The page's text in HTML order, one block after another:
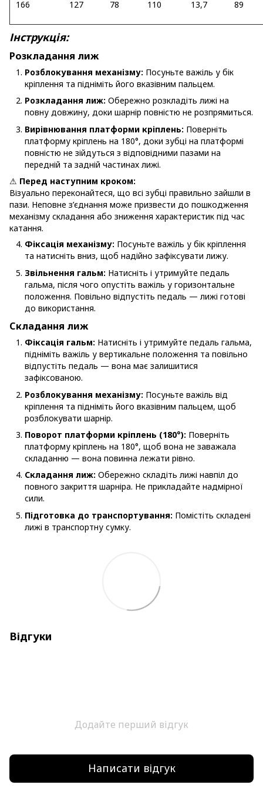
166 127 78 110 13,7 89
Інструкція:
Розкладання лиж
Розблокування механізму: Посуньте важіль у бік
кріплення та підніміть його вказівним пальцем.
Розкладання лиж: Обережно розкладіть лижі на
повну довжину, доки шарнір повністю не розпрямиться.
Вирівнювання платформи кріплень: Поверніть
платформу кріплень на 180°, доки зубці на платформі
повністю не зійдуться з відповідними пазами на
передній та задній частинах лижі.
⚠ Перед наступним кроком:
Візуально переконайтеся, що всі зубці правильно зайшли в
пази. Неповне з’єднання може призвести до пошкодження
механізму складання або зниження характеристик під час
катання.
Фіксація механізму: Посуньте важіль у бік кріплення
та натисніть вниз, щоб надійно зафіксувати лижу.
Звільнення гальм: Натисніть і утримуйте педаль
гальма, після чого опустіть важіль у горизонтальне
положення. Повільно відпустіть педаль — лижі готові
до використання.
Складання лиж
Фіксація гальм: Натисніть і утримуйте педаль гальма,
підніміть важіль у вертикальне положення та повільно
відпустіть педаль — вона має залишитися
зафіксованою.
Розблокування механізму: Посуньте важіль від
кріплення та підніміть його вказівним пальцем, щоб
розблокувати шарнір.
Поворот платформи кріплень (180°): Поверніть
платформу кріплень на 180°, щоб вона не заважала
складанню — вона повинна лежати рівно.
Складання лиж: Обережно складіть лижі навпіл до
повного закриття шарніра. Не прикладайте надмірної
сили.
Підготовка до транспортування: Помістіть складені
лижі в транспортну сумку.
Відгуки
Додайте перший відгук
Написати відгук